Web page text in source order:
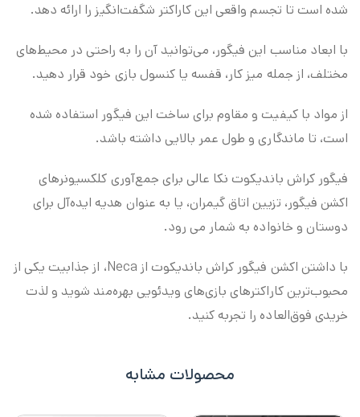
شده است تا تجسم واقعی این کاراکتر شگفت‌انگیز را ارائه دهد.
با ابعاد مناسب این فیگور، می‌توانید آن را به راحتی در محیط‌های
مختلف، از جمله میز کار، قفسه یا کنسول بازی خود قرار دهید.
از مواد با کیفیت و مقاوم برای ساخت این فیگور استفاده شده
است، تا ماندگاری و طول عمر بالایی داشته باشد.
فیگور کراش باندیکوت نکا عالی برای جمع‌آوری کلکسیونرهای
اکشن فیگور، تزیین اتاق گیمران، یا به عنوان هدیه ایده‌آل برای
دوستان و خانواده به شمار می رود.
با داشتن اکشن فیگور کراش باندیکوت از Neca، از جذابیت یکی از
محبوب‌ترین کاراکترهای بازی‌های ویدئویی بهره‌مند شوید و لذت
خریدی فوق‌العاده را تجربه کنید.
محصولات مشابه